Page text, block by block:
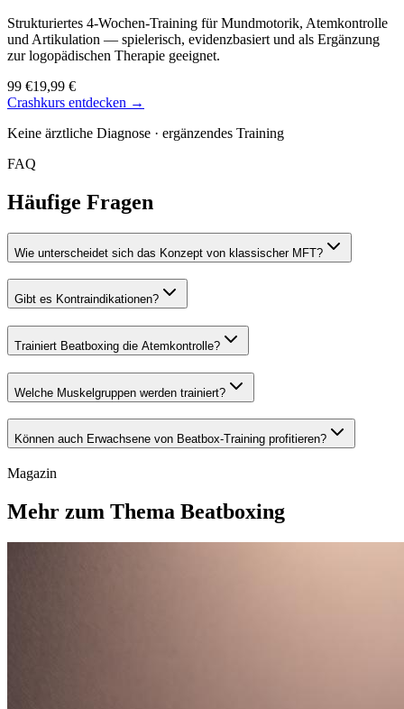
Strukturiertes 4-Wochen-Training für Mundmotorik, Atemkontrolle
und Artikulation — spielerisch, evidenzbasiert und als Ergänzung
zur logopädischen Therapie geeignet.
99 €19,99 €
Crashkurs entdecken →
Keine ärztliche Diagnose · ergänzendes Training
FAQ
Häufige Fragen
Wie unterscheidet sich das Konzept von klassischer MFT?
Gibt es Kontraindikationen?
Trainiert Beatboxing die Atemkontrolle?
Welche Muskelgruppen werden trainiert?
Können auch Erwachsene von Beatbox-Training profitieren?
Magazin
Mehr zum Thema Beatboxing